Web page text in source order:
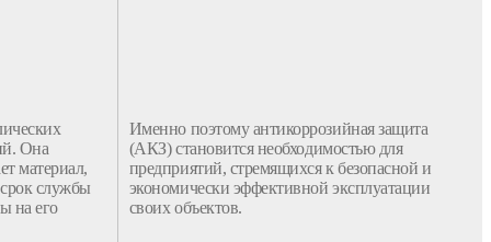
. Она
материал,
службы
на его
Именно поэтомуантикоррозийная защита
(АКЗ) становится необходимостью для
предприятий, стремящихся к безопасной и
экономически эффективнойэксплуатации
своих объектов.